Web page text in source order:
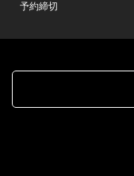
予約締切